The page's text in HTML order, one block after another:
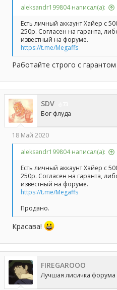
aleksandr199804 написал(а):
Есть личный аккаунт Хайер с
250р. Согласен на гаранта,
известный на форуме.
https://t.me/Megaffs
Работайте строго с гарантом
SDV
Бог флуда
18 Май 2020
aleksandr199804 написал(а):
Есть личный аккаунт Хайер с
250р. Согласен на гаранта,
известный на форуме.
https://t.me/Megaffs
Продано.
Красава!
FIREGAROOO
Лучшая лисичка форума